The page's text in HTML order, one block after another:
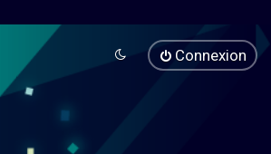
Connexion